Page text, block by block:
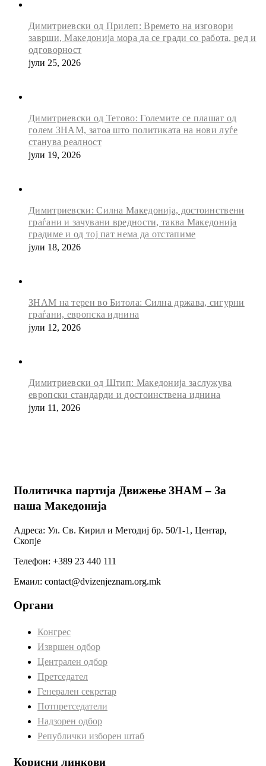
Димитриевски од Прилеп: Времето на изговори
заврши, Македонија мора да се гради со работа, ред и
одговорност
јули 25, 2026
Димитриевски од Тетово: Големите се плашат од
голем ЗНАМ, затоа што политиката на нови луѓе
станува реалност
јули 19, 2026
Димитриевски: Силна Македонија, достоинствени
граѓани и зачувани вредности, таква Македонија
градиме и од тој пат нема да отстапиме
јули 18, 2026
ЗНАМ на терен во Битола: Силна држава, сигурни
граѓани, европска иднина
јули 12, 2026
Димитриевски од Штип: Македонија заслужува
европски стандарди и достоинствена иднина
јули 11, 2026
Политичка партија Движење ЗНАМ – За
наша Македонија
Адреса: Ул. Св. Кирил и Методиј бр. 50/1-1, Центар,
Скопје
Телефон: +389 23 440 111
Емаил: contact@dvizenjeznam.org.mk
Органи
Конгрес
Извршен одбор
Централен одбор
Претседател
Генерален секретар
Потпретседатели
Надзорен одбор
Републички изборен штаб
Корисни линкови